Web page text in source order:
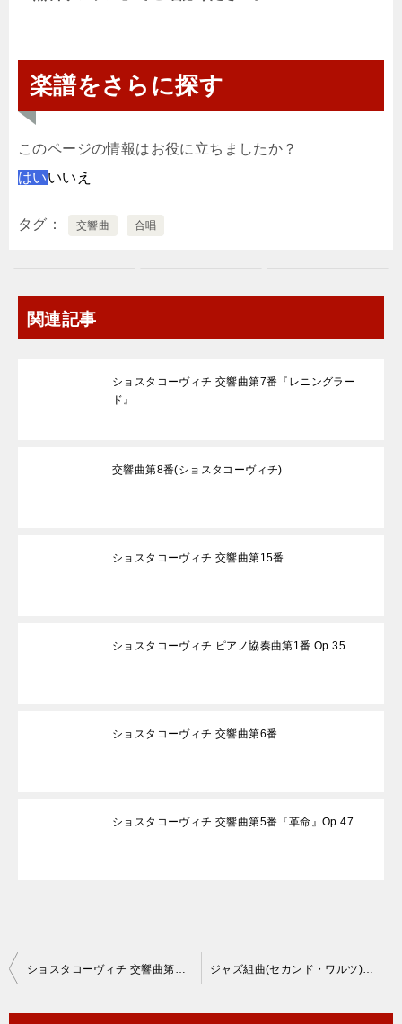
楽譜をさらに探す
このページの情報はお役に立ちましたか？
はいいいえ
タグ 交響曲 合唱
関連記事
ショスタコーヴィチ 交響曲第7番『レニングラー
ド』
交響曲第8番(ショスタコーヴィチ)
ショスタコーヴィチ 交響曲第15番
ショスタコーヴィチ ピアノ協奏曲第1番 Op.35
ショスタコーヴィチ 交響曲第6番
ショスタコーヴィチ 交響曲第5番『革命』Op.47
投